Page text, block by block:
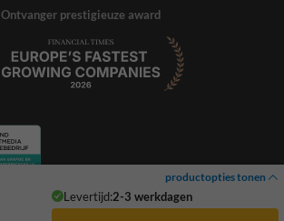
productopties tonen
Levertijd:2-3 werkdagen
Ontvanger prestigieuze award